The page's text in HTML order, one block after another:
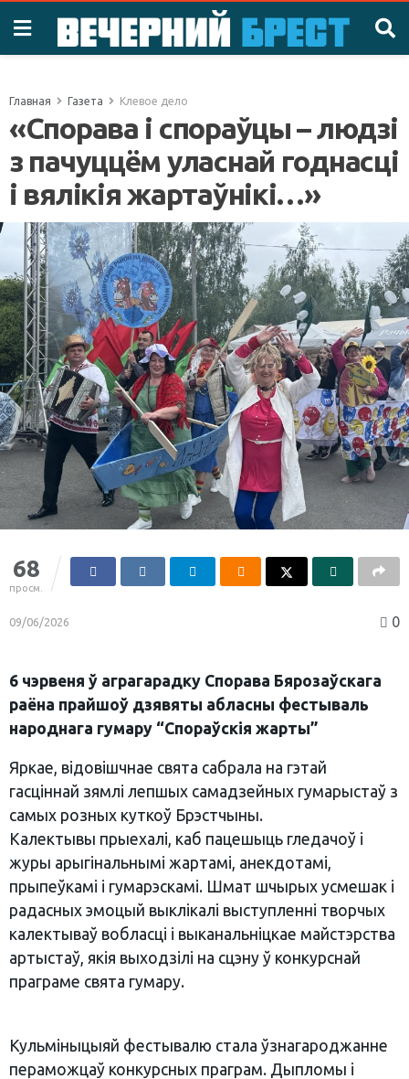
Главная Газета Клевое дело
«Спорава і спораўцы – людзі
з пачуццём уласнай годнасці
і вялікія жартаўнікі…»
68
просм.
09/06/2026 0
6 чэрвеня ў аграгарадку Спорава Бярозаўскага
раёна прайшоў дзявяты абласны фестываль
народнага гумару “Спораўскія жарты”
Яркае, відовішчнае свята сабрала на гэтай
гасціннай зямлі лепшых самадзейных гумарыстаў з
самых розных куткоў Брэстчыны.
Калектывы прыехалі, каб пацешыць гледачоў і
журы арыгінальнымі жартамі, анекдотамі,
прыпеўкамі і гумарэскамі. Шмат шчырых усмешак і
радасных эмоцый выклікалі выступленні творчых
калектываў вобласці і выканальніцкае майстэрства
артыстаў, якія выходзілі на сцэну ў конкурснай
праграме свята гумару.
Кульміныцыяй фестывалю стала ўзнагароджанне
пераможцаў конкурсных праграм. Дыпломы і